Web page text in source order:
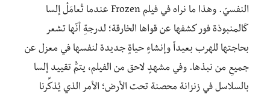
النفسيّ. وهذا ما نراه في فيلم Frozen عندما تُعامَلُ إلسا
كَالمنبوذة فور كشفها عن قواها الخارقة؛ لدرجةِ أنّها تشعر
بحاجتها للهرب بعيداً وإنشاءٍ حياةٍ جديدة لنفسها في معزل عن
جميعِ من نبذها. وفي مشهدٍ لاحق من الفيلم، يتمُّ تقييد إلسا
بالسلاسل في زنزانة محصنة تحت الأرض؛ الأمر الذي يُذكِّرنا